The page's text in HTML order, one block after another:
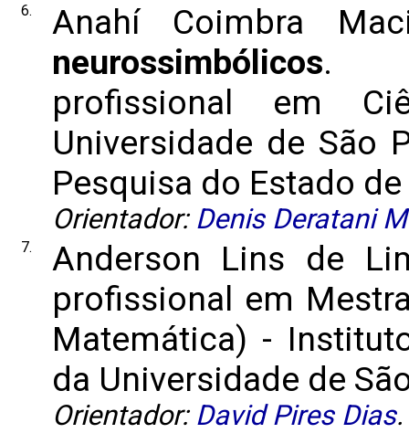
6.
Anahí Coimbra
neurossimbólicos.
profissional em
Universidade de São
Pesquisa do Estado
Orientador: Denis Deratani
7.
Anderson Lins de
profissional em
Matemática) -
da Universidade de
Orientador: David Pires Dias.